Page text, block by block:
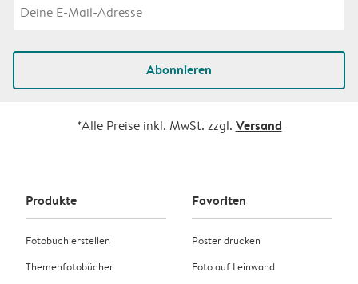
Abonnieren
*Alle Preise inkl. MwSt. zzgl. Versand
Produkte
Fotobuch erstellen
Themenfotobücher
Favoriten
Poster drucken
Foto auf Leinwand